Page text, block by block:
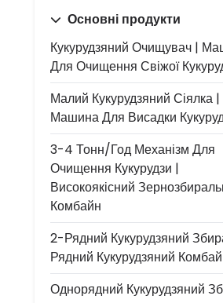
Основні продукти
Кукурудзяний Очищувач |
Для Очищення Свіжої
Малий Кукурудзяний Сіялка
Машина Для Висадки
3-4 Тонн/год Механізм Для
Очищення Кукурудзи |
Високоякісний
Комбайн
2-Рядний Кукурудзяний
Рядний Кукурудзяний
Однорядний Кукурудзяний